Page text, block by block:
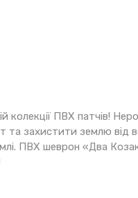
ПВХ патчів!
захистити землю від
ПВХ шеврон «Два